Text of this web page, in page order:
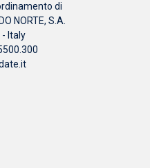
di
NORTE, S.A.
- Italy